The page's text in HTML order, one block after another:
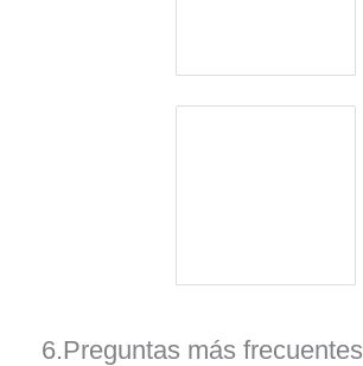
6.Preguntas más frecuentes